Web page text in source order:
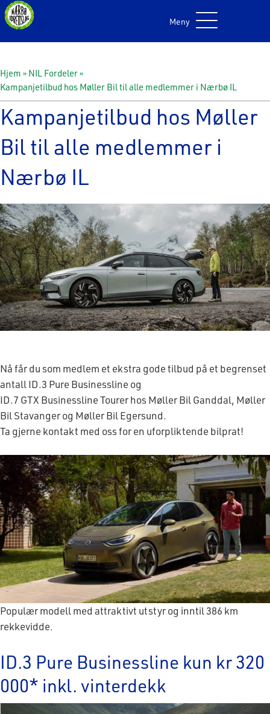
Meny
Hjem » NIL Fordeler»
Kampanjetilbud hos Møller Bil til alle medlemmer i Nærbø IL
Kampanjetilbud hos Møller
Bil til alle medlemmer i
Nærbø IL
Nå får du som medlem et ekstra gode tilbud på et begrenset
antall ID.3 Pure Businessline og
ID.7 GTX Businessline Tourer hos Møller Bil Ganddal, Møller
Bil Stavanger og Møller Bil Egersund.
Ta gjerne kontakt med oss for en uforpliktende bilprat!
Populær modell med attraktivt utstyr og inntil 386 km
rekkevidde.
ID.3 Pure Businessline kun kr 320
000* inkl. vinterdekk